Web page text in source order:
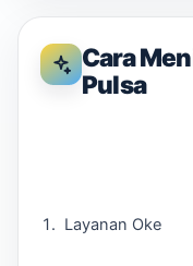
Cara
Pulsa
Layanan Oke